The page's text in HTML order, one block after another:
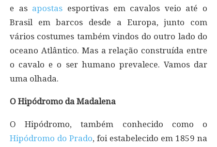
e as apostas esportivas em cavalos veio até o
Brasil em barcos desde a Europa, junto com
vários costumes também vindos do outro lado do
oceano Atlântico. Mas a relação construída entre
o cavalo e o ser humano prevalece. Vamos dar
uma olhada.
O Hipódromo da Madalena
O Hipódromo, também conhecido como o
Hipódromo do Prado, foi estabelecido em 1859 na